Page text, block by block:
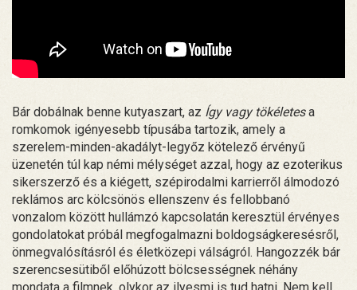
Bár dobálnak benne kutyaszart, az Így vagy tökéletesa
romkomok igényesebb típusába tartozik, amely a
szerelem-minden-akadályt-legyőz kötelező érvényű
üzenetén túl kap némi mélységet azzal, hogy az ezoterikus
sikerszerző és a kiégett, szépirodalmi karrierről álmodozó
reklámos arc kölcsönös ellenszenv és fellobbanó
vonzalom között hullámzó kapcsolatán keresztül érvényes
gondolatokat próbál megfogalmazni boldogságkeresésről,
önmegvalósításról és életközepi válságról. Hangozzék bár
szerencsesütiből előhúzott bölcsességnek néhány